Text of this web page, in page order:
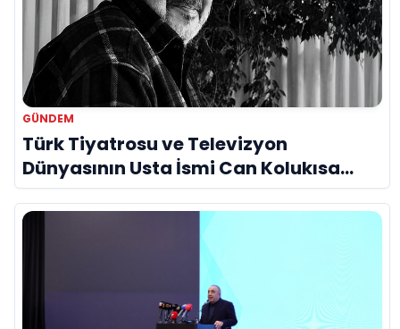
GÜNDEM
Türk Tiyatrosu ve Televizyon
Dünyasının Usta İsmi Can Kolukısa
Hayatını Kaybetti